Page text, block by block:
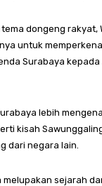
dongeng rakyat,
untuk
Surabaya
lebih
kisah
dari negara lain.
sejarah